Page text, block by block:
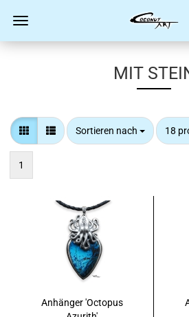
MIT
Sortieren nach
Sortieren nach 18
pro
1
Anhänger 'Octopus